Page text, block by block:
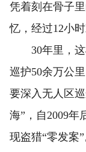
凭着刻在骨子
忆，经过12小
30年里，这
巡护50余万公
要深入无人区
海”，自2009年
现盗猎“零发案